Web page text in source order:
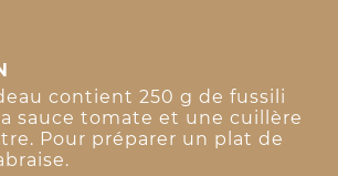
contient 250 g de fussili
sauce tomate et une cuillère
Pour préparer un plat de